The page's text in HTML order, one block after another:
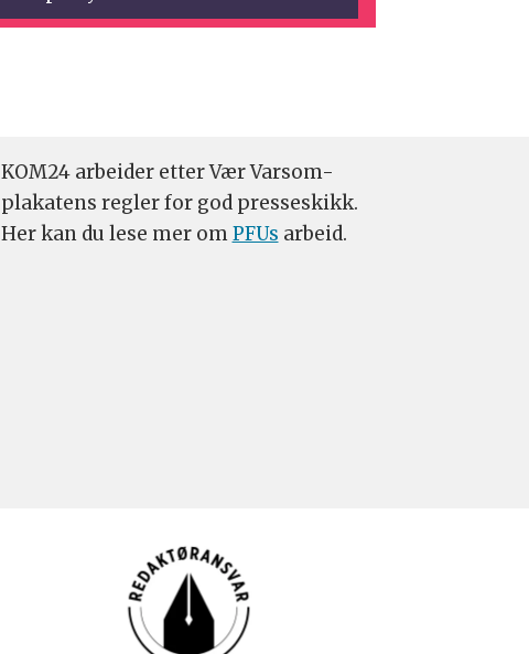
KOM24 arbeider etter Vær Varsom-
plakatens regler for god presseskikk.
Her kan du lese mer omPFUs arbeid.